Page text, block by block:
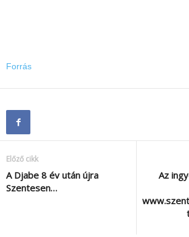
Forrás
Előző cikk
A Djabe 8 év után újra
Szentesen…
Az